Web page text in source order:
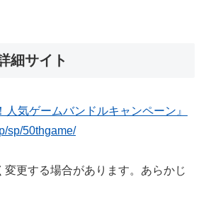
細サイト
人気ゲームバンドルキャンペーン』
sp/50thgame/
更する場合があります。あらかじ